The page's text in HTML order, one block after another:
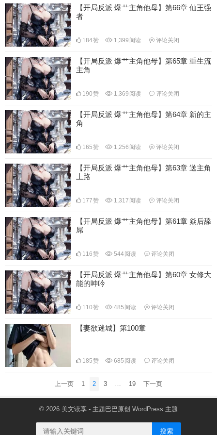
【开局反派 爆艹主角他母】第66章 仙王强
者
184赞 1,399 阅读 评论关闭
【开局反派 爆艹主角他母】第65章 重生流
主角
190赞 1,369 阅读 评论关闭
【开局反派 爆艹主角他母】第64章 新的主
角
165赞 1,256 阅读 评论关闭
【开局反派 爆艹主角他母】第63章 送主角
上路
177赞 1,317 阅读 评论关闭
【开局反派 爆艹主角他母】第61章 焱后舔
屌
116赞 544阅读 评论关闭
【开局反派 爆艹主角他母】第60章 女修大
能的呻吟
110赞 485 阅读 评论关闭
【妻欲迷城】第100章
185赞 685 阅读 评论关闭
上一页 1 2 3 … 19 下一页
© 2026 美文读享 - 主题巴巴原创 WordPress 主题
搜索